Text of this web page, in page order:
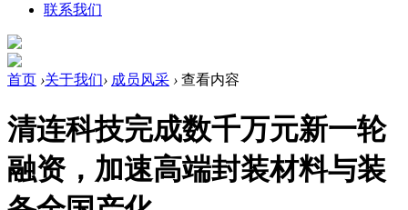
联系我们
首页 ›关于我们› 成员风采 › 查看内容
清连科技完成数千万元新一轮
融资，加速高端封装材料与装